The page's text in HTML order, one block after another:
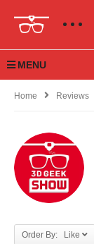
MENU
Home Reviews
Order By: Like